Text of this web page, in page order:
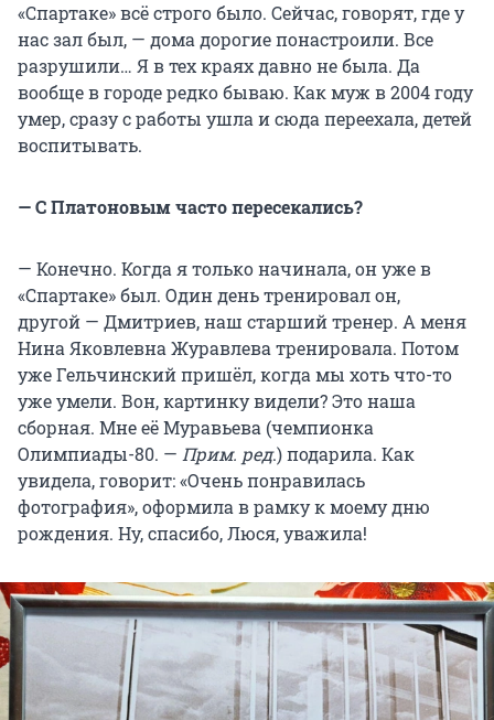
«Спартаке» всё строго было. Сейчас, говорят, где у
нас зал был, — дома дорогие понастроили. Все
разрушили… Я в тех краях давно не была. Да
вообще в городе редко бываю. Как муж в 2004 году
умер, сразу с работы ушла и сюда переехала, детей
воспитывать.
— С Платоновым часто пересекались?
— Конечно. Когда я только начинала, он уже в
«Спартаке» был. Один день тренировал он,
другой — Дмитриев, наш старший тренер. А меня
Нина Яковлевна Журавлева тренировала. Потом
уже Гельчинский пришёл, когда мы хоть что-то
уже умели. Вон, картинку видели? Это наша
сборная. Мне её Муравьева (чемпионка
Олимпиады-80. — Прим. ред.) подарила. Как
увидела, говорит: «Очень понравилась
фотография», оформила в рамку к моему дню
рождения. Ну, спасибо, Люся, уважила!